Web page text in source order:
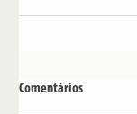
Comentários